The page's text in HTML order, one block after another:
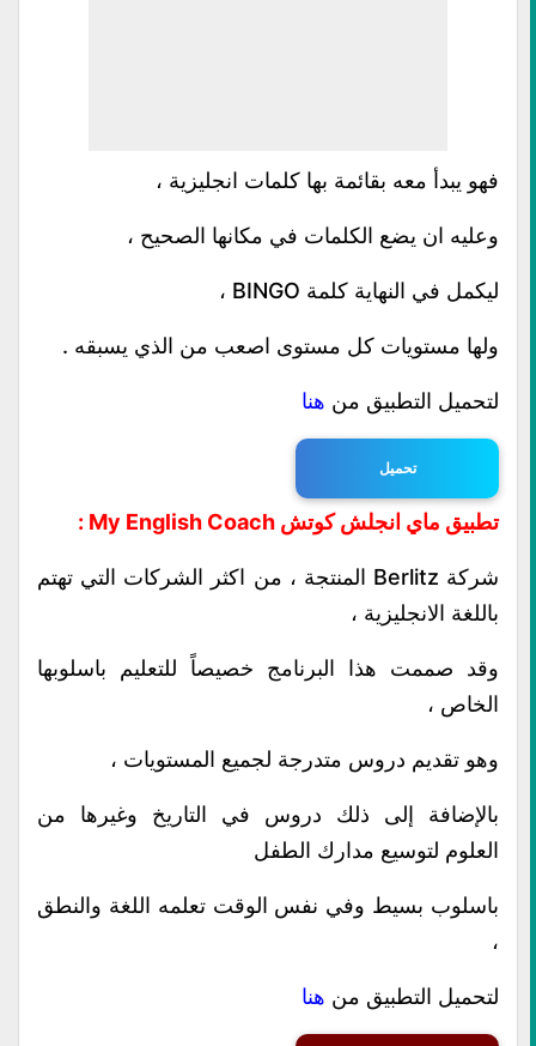
فهو يبدأ معه بقائمة بها كلمات انجليزية ،
وعليه ان يضع الكلمات في مكانها الصحيح ،
ليكمل في النهاية كلمة BINGO ،
ولها مستويات كل مستوى اصعب من الذي يسبقه .
لتحميل التطبيق من هنا
تحميل
تطبيق ماي انجلش كوتش My English Coach :
شركة Berlitz المنتجة ، من اكثر الشركات التي تهتم
باللغة الانجليزية ،
وقد صممت هذا البرنامج خصيصاً للتعليم باسلوبها
الخاص ،
وهو تقديم دروس متدرجة لجميع المستويات ،
بالإضافة إلى ذلك دروس في التاريخ وغيرها من
العلوم لتوسيع مدارك الطفل
باسلوب بسيط وفي نفس الوقت تعلمه اللغة والنطق
،
لتحميل التطبيق من هنا